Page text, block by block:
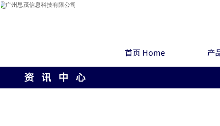
首页 Home 产
资 讯 中 心